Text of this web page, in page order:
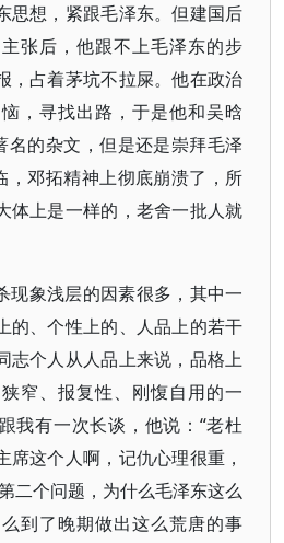
思想，紧跟毛泽东。但建国后
张后，他跟不上毛泽东的步
，占着茅坑不拉屎。他在政治
，寻找出路，于是他和吴晗
名的杂文，但是还是崇拜毛泽
，邓拓精神上彻底崩溃了，所
体上是一样的，老舍一批人就
现象浅层的因素很多，其中一
的、个性上的、人品上的若干
志个人从人品上来说，品格上
窄、报复性、刚愎自用的一
我有一次长谈，他说：“老杜
席这个人啊，记仇心理很重，
二个问题，为什么毛泽东这么
到了晚期做出这么荒唐的事